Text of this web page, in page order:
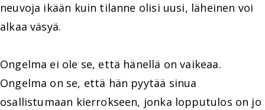
neuvoja ikään kuin tilanne olisi uusi, läheinen voi
alkaa väsyä.
Ongelma ei ole se, että hänellä on vaikeaa.
Ongelma on se, että hän pyytää sinua
osallistumaan kierrokseen, jonka lopputulos on jo